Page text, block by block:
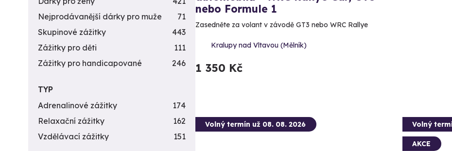
nebo Formule 1
Zasedněte za volant v závodě GT3 nebo WRC Rallye
Kralupy nad Vltavou (Mělník)
1 350 Kč
Volný termín už 08. 08. 2026 Volný
AKCE
Nejprodávanější dárky pro muže
71
Skupinové zážitky
443
Zážitky pro děti
111
Zážitky pro handicapované
246
TYP
Adrenalinové zážitky
174
Relaxační zážitky
162
Vzdělávací zážitky
151